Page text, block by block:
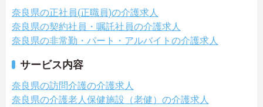
奈良県の正社員(正職員)の介護求人
奈良県の契約社員・嘱託社員の介護求人
奈良県の非常勤・パート・アルバイトの介護求人
サービス内容
奈良県の訪問介護の介護求人
奈良県の介護老人保健施設（老健）の介護求人